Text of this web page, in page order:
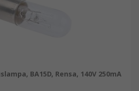
BA15D, Rensa, 140V 250mA